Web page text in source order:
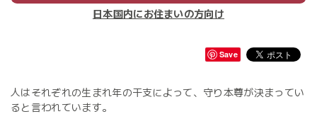
日本国内にお住まいの方向け
Save
人はそれぞれの生まれ年の干支によって、守り本尊が決まってい
ると言われています。